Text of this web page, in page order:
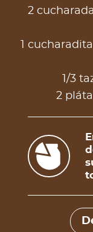
2
1
1/3
2